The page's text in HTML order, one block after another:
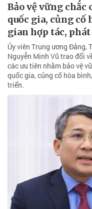
Bảo vệ vững
quốc gia, củng
gian hợp tác,
Ủy viên Trung ương Đảng,
Nguyễn Minh Vũ trao đổi
các ưu tiên nhằm bảo vệ
quốc gia, củng cố hòa
triển.